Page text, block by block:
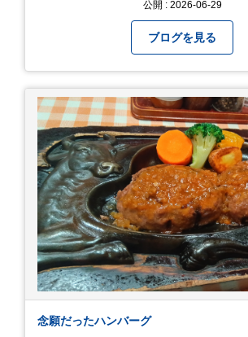
公開 : 2026-06-29
ブログを見る
念願だったハンバーグ